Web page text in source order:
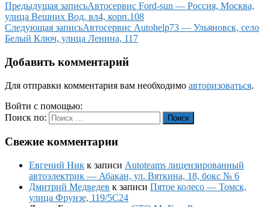
Предыдущая записьАвтосервис Ford-sun — Россия, Москва,
улица Вешних Вод, вл4, корп.108
Следующая записьАвтосервис Autohelp73 — Ульяновск, село
Белый Ключ, улица Ленина, 117
Добавить комментарий
Для отправки комментария вам необходимо авторизоваться.
Войти с помощью:
Поиск по:
Поиск
Свежие комментарии
Евгений Ник к записи Autoteams лицензированный
автоэлектрик — Абакан, ул. Вяткина, 18, бокс № 6
Дмитрий Медведев к записи Пятое колесо — Томск,
улица Фрунзе, 119/5С24